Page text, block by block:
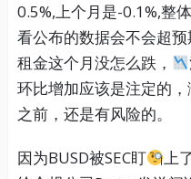
0.5%,上个月是-0.1%,整
看公布的数据会不会超
租金这个月没怎么跌，
环比增加应该是注定的
之前，还是有风险的。
因为BUSD被SEC盯
上